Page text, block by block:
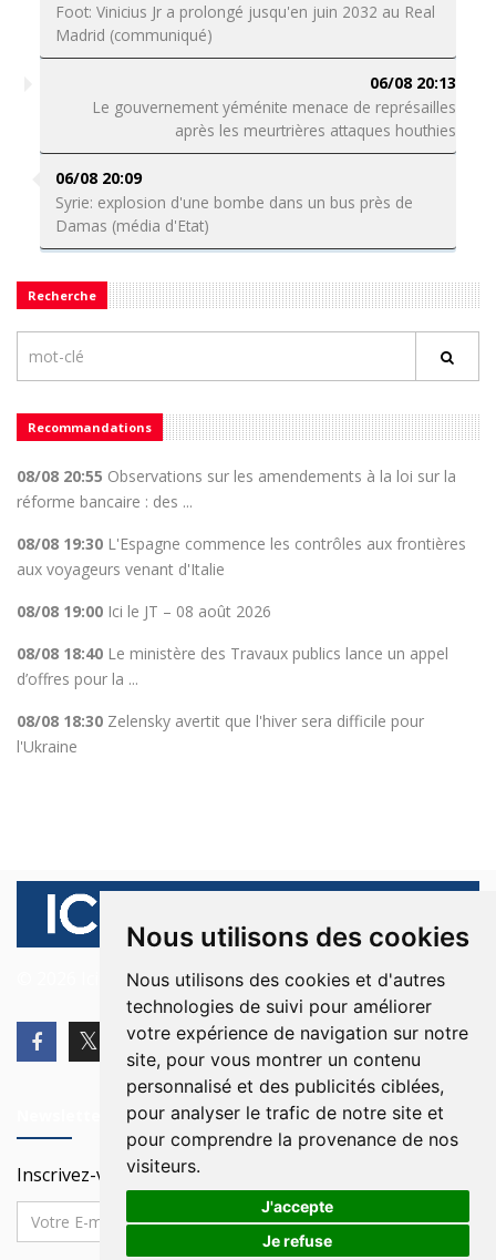
Nous utilisons des cookies
Nous utilisons des cookies et d'autres
technologies de suivi pour améliorer
votre expérience de navigation sur notre
site, pour vous montrer un contenu
personnalisé et des publicités ciblées,
pour analyser le trafic de notre site et
pour comprendre la provenance de nos
visiteurs.
J'accepte
Je refuse
Foot: Vinicius Jr a prolongé jusqu'en juin 2032 au Real
Madrid (communiqué)
06/08 20:13
Le gouvernement yéménite menace de représailles
après les meurtrières attaques houthies
06/08 20:09
Syrie: explosion d'une bombe dans un bus près de
Damas (média d'Etat)
Recherche
Recommandations
08/08 20:55 Observations sur les amendements à la loi sur la
réforme bancaire : des ...
08/08 19:30 L'Espagne commence les contrôles aux frontières
aux voyageurs venant d'Italie
08/08 19:00 Ici le JT – 08 août 2026
08/08 18:40 Le ministère des Travaux publics lance un appel
d’offres pour la ...
08/08 18:30 Zelensky avertit que l'hiver sera difficile pour
l'Ukraine
© 2026 Ici Beyrouth. Tous les droits sont réservés.
Inscrivez-vous à notre Newsletter